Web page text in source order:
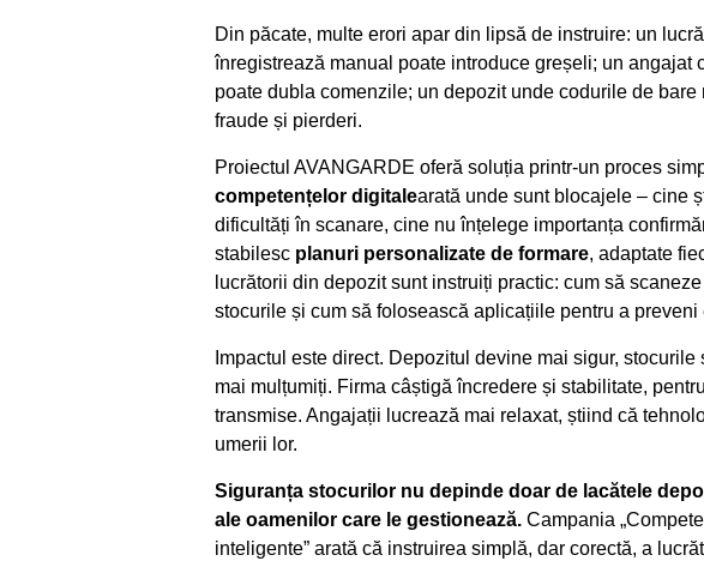
Din păcate, multe erori apar din lipsă de instruire: un
înregistrează manual poate introduce greșeli; un angajat
poate dubla comenzile; un depozit unde codurile de
fraude și pierderi.
Proiectul AVANGARDE oferă soluția printr-un proces
competențelor digitalearată unde sunt blocajele – cine
dificultăți în scanare, cine nu înțelege importanța
stabilesc planuri personalizate de formare, adaptate
lucrătorii din depozit sunt instruiți practic: cum să
stocurile și cum să folosească aplicațiile pentru a preveni
Impactul este direct. Depozitul devine mai sigur,
mai mulțumiți. Firma câștigă încredere și stabilitate,
transmise. Angajații lucrează mai relaxat, știind că
umerii lor.
Siguranța stocurilor nu depinde doar de lacătele
ale oamenilor care le gestionează. Campania
inteligente” arată că instruirea simplă, dar corectă, a